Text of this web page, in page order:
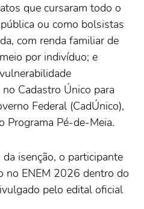
que cursaram todo o
ou como bolsistas
com renda familiar de
por indivíduo; e
Cadastro Único para
Federal (CadÚnico),
Programa Pé-de-Meia.
isenção, o participante
no ENEM 2026 dentro do
pelo edital oficial